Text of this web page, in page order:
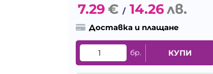
7.29€ / 14.26лв.
Доставка и плащане
бр. КУПИ